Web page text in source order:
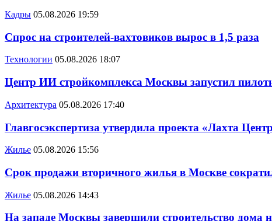
Кадры 05.08.2026 19:59
Спрос на строителей-вахтовиков вырос в 1,5 раза
Технологии 05.08.2026 18:07
Центр ИИ стройкомплекса Москвы запустил
Архитектура 05.08.2026 17:40
Главгосэкспертиза утвердила проекта «Лахта
Жилье 05.08.2026 15:56
Срок продажи вторичного жилья в Москве
Жилье 05.08.2026 14:43
На западе Москвы завершили строительство дома